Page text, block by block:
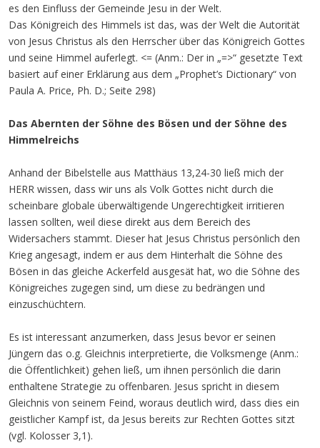
es den Einfluss der Gemeinde Jesu in der Welt.
Das Königreich des Himmels ist das, was der Welt die Autorität
von Jesus Christus als den Herrscher über das Königreich Gottes
und seine Himmel auferlegt. <= (Anm.: Der in „=>“ gesetzte Text
basiert auf einer Erklärung aus dem „Prophet’s Dictionary“ von
Paula A. Price, Ph. D.; Seite 298)
Das Abernten der Söhne des Bösen und der Söhne des
Himmelreichs
Anhand der Bibelstelle aus Matthäus 13,24-30 ließ mich der
HERR wissen, dass wir uns als Volk Gottes nicht durch die
scheinbare globale überwältigende Ungerechtigkeit irritieren
lassen sollten, weil diese direkt aus dem Bereich des
Widersachers stammt. Dieser hat Jesus Christus persönlich den
Krieg angesagt, indem er aus dem Hinterhalt die Söhne des
Bösen in das gleiche Ackerfeld ausgesät hat, wo die Söhne des
Königreiches zugegen sind, um diese zu bedrängen und
einzuschüchtern.
Es ist interessant anzumerken, dass Jesus bevor er seinen
Jüngern das o.g. Gleichnis interpretierte, die Volksmenge (Anm.:
die Öffentlichkeit) gehen ließ, um ihnen persönlich die darin
enthaltene Strategie zu offenbaren. Jesus spricht in diesem
Gleichnis von seinem Feind, woraus deutlich wird, dass dies ein
geistlicher Kampf ist, da Jesus bereits zur Rechten Gottes sitzt
(vgl. Kolosser 3,1).